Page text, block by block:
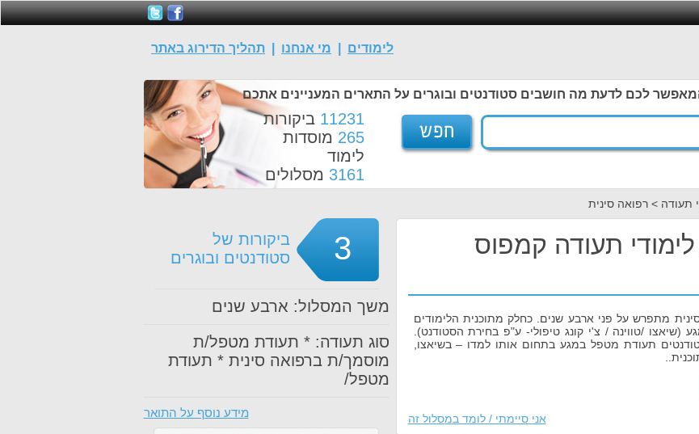
לימודים מי אנחנו תהליך הדירוג באתר
לכם לדעת מה חושבים סטודנטים ובוגרים על התארים המעניינים אתכם
11231 ביקורות
265 מוסדות
לימוד
3161 מסלולים
תעודה > רפואה סינית
תעודה קמפוס
מתפרש על פני ארבע שנים. כחלק מתוכנית הלימודים
(שיאצו /טווינה / צ'י קונג טיפולי- ע"פ בחירת הסטודנט).
תעודת מטפל במגע בתחום אותו למדו – בשיאצו,
אני סיימתי / לומד במסלול זה
3
ביקורות של
סטודנטים ובוגרים
משך המסלול: ארבע שנים
סוג תעודה: * תעודת מטפל/ת
מוסמך/ת ברפואה סינית * תעודת
מטפל/
מידע נוסף על התואר